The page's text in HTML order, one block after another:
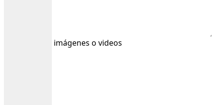
Sube hasta 3 imágenes o videos